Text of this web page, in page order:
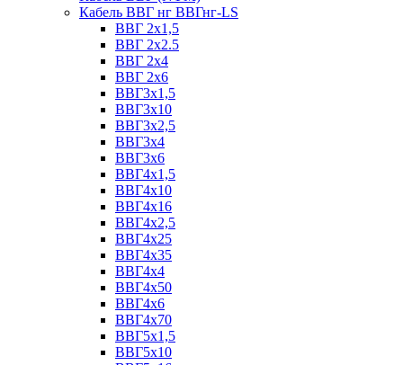
Кабель ВВГ нг ВВГнг-LS
ВВГ 2х1,5
ВВГ 2х2.5
ВВГ 2х4
ВВГ 2х6
ВВГ3х1,5
ВВГ3х10
ВВГ3х2,5
ВВГ3х4
ВВГ3х6
ВВГ4х1,5
ВВГ4х10
ВВГ4х16
ВВГ4х2,5
ВВГ4х25
ВВГ4х35
ВВГ4х4
ВВГ4х50
ВВГ4х6
ВВГ4х70
ВВГ5х1,5
ВВГ5х10